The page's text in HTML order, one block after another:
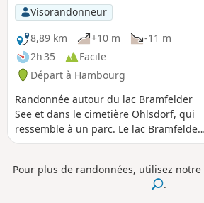
Visorandonneur
8,89 km
+10 m
-11 m
2h 35
Facile
Départ à Hambourg
Randonnée autour du lac Bramfelder
See et dans le cimetière Ohlsdorf, qui
ressemble à un parc. Le lac Bramfelder
See et le cimetière sont tous deux des
oiseaux. Avec un peu de chance, vous
apercevrez même les jolis martins-
Pour plus de randonnées, utilisez notre
.